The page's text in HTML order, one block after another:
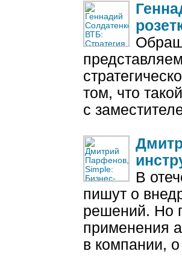
том, что
с
В
пишут о
решений. Но
применения
в компании,